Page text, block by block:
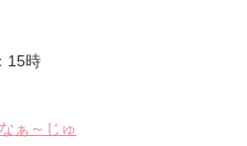
時
ぁ～じゅ